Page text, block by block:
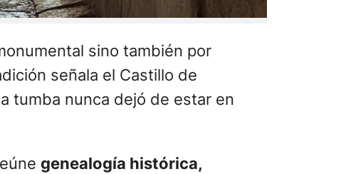
sino también por
señala el Castillo de
tumba nunca dejó de estar en
genealogía histórica,